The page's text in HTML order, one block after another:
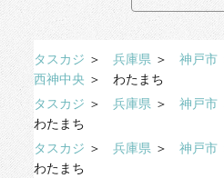
タスカジ ＞ 兵庫県 ＞ 神戸市
西神中央 ＞
わたまち
タスカジ ＞ 兵庫県 ＞ 神戸市
わたまち
タスカジ ＞ 兵庫県 ＞ 神戸市
わたまち